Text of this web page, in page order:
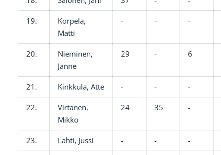
19.
Korpela,
Matti
- - -
20.
Nieminen,
Janne
29 - 6
21. Kinkkula, Atte - - -
22.
Virtanen,
Mikko
24 35 -
23. Lahti, Jussi - - -